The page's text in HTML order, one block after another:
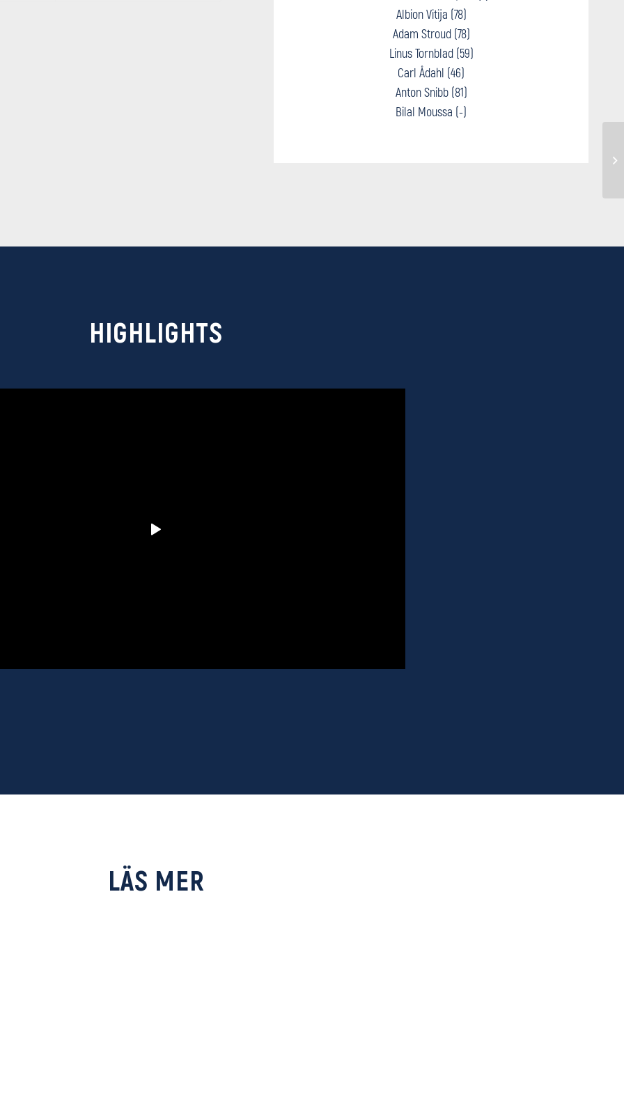
Albion Vitija (78)
Adam Stroud (78)
Linus Tornblad (59)
Carl Ådahl (46)
Anton Snibb (81)
Bilal Moussa (-)
HIGHLIGHTS
LÄS MER